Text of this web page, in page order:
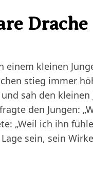
Drache
einem kleinen
stieg immer
sah den
den Jungen:
„Weil ich ihn
sein, sein